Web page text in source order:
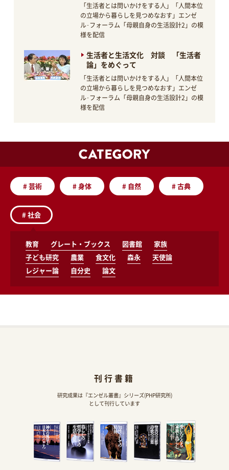
「生活者とは問いかけをする人」「人間本位
の立場から暮らしを見つめなおす」エンゼ
ル･フォーラム「母親自身の生活設計2」の模
様を配信
生活者と生活文化 対談 「生活者
論」をめぐって
「生活者とは問いかけをする人」「人間本位
の立場から暮らしを見つめなおす」エンゼ
ル･フォーラム「母親自身の生活設計2」の模
様を配信
#芸術 #身体 # 自然 #古典
#社会
教育 グレート・ブックス 図書館
家族
子ども研究
農業 食文化 森永
天使論
レジャー論
自分史 論文
刊行書籍
研究成果は『エンゼル叢書』シリーズ(PHP研究所)
として刊行しています